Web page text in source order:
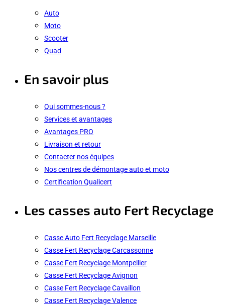
Auto
Moto
Scooter
Quad
En savoir plus
Qui sommes-nous ?
Services et avantages
Avantages PRO
Livraison et retour
Contacter nos équipes
Nos centres de démontage auto et moto
Certification Qualicert
Les casses auto Fert Recyclage
Casse Auto Fert Recyclage Marseille
Casse Fert Recyclage Carcassonne
Casse Fert Recyclage Montpellier
Casse Fert Recyclage Avignon
Casse Fert Recyclage Cavaillon
Casse Fert Recyclage Valence